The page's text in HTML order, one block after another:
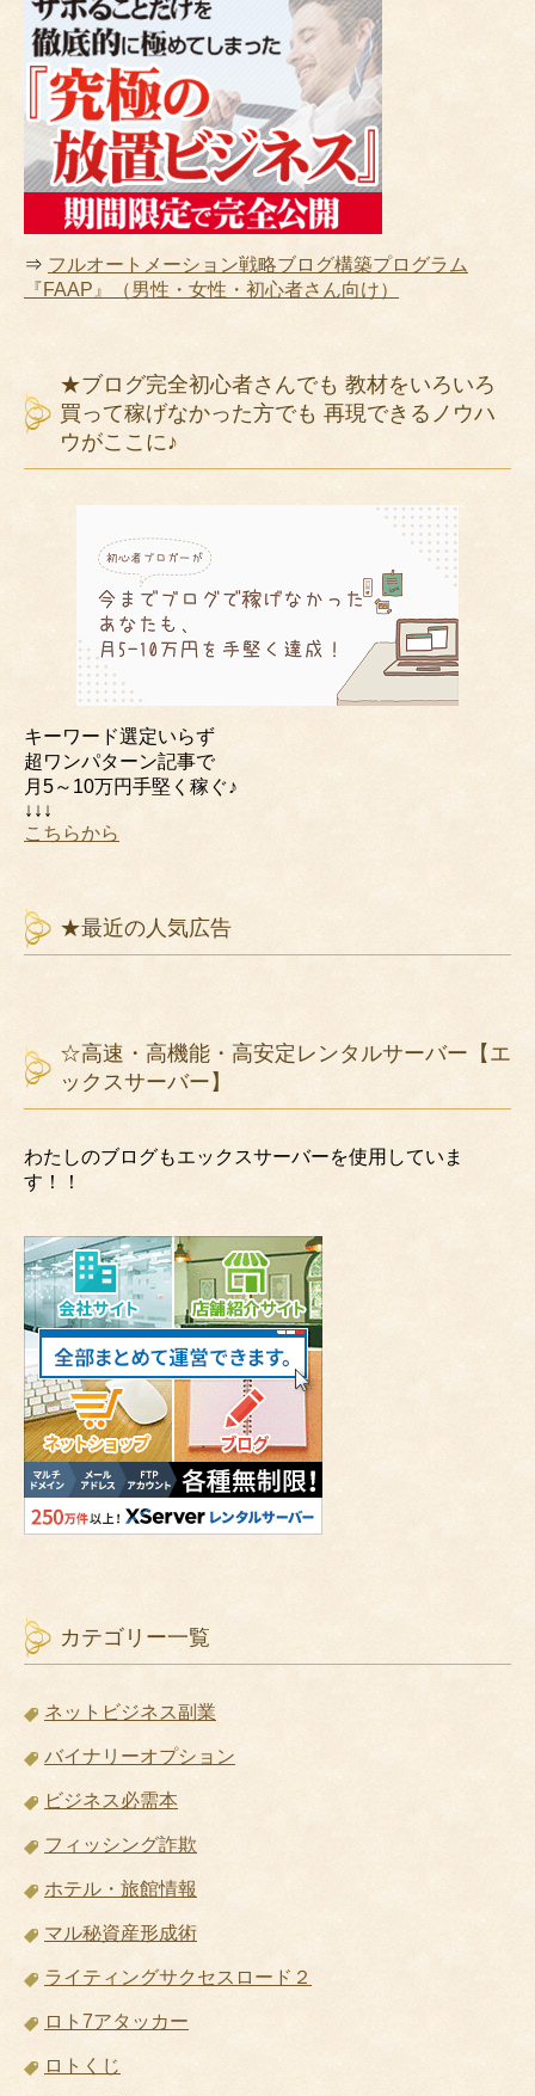
⇒ フルオートメーション戦略ブログ構築プログラム
『FAAP』（男性・女性・初心者さん向け）
★ブログ完全初心者さんでも 教材をいろいろ
買って稼げなかった方でも 再現できるノウハ
ウがここに♪
キーワード選定いらず
超ワンパターン記事で
月5～10万円手堅く稼ぐ♪
↓↓↓
こちらから
★最近の人気広告
☆高速・高機能・高安定レンタルサーバー【エ
ックスサーバー】
わたしのブログもエックスサーバーを使用していま
す！！
カテゴリー一覧
ネットビジネス副業
バイナリーオプション
ビジネス必需本
フィッシング詐欺
ホテル・旅館情報
マル秘資産形成術
ライティングサクセスロード２
ロト7アタッカー
ロトくじ